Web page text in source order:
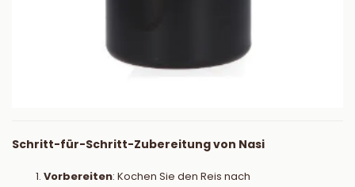
Schritt-für-Schritt-Zubereitung von Nasi
Vorbereiten: Kochen Sie den Reis nach